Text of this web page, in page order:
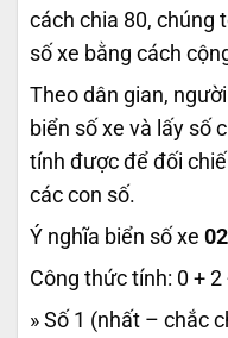
cách chia 80, chúng
số xe bằng cách
Theo dân gian,
biển số xe và lấy số
tính được để đối
các con số.
Ý nghĩa biển số xe
Công thức tính: 0 + 2
» Số 1 (nhất – chắc